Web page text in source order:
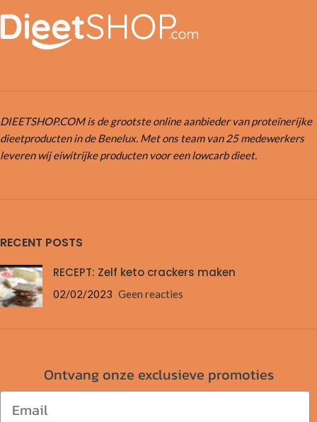
DIEETSHOP.COM is de grootste online aanbieder van proteïnerijke
dieetproducten in de Benelux. Met ons team van 25 medewerkers
leveren wij eiwitrijke producten voor een lowcarb dieet.
RECENT POSTS
RECEPT: Zelf keto crackers maken
02/02/2023 Geen reacties
Ontvang onze exclusieve promoties
Email